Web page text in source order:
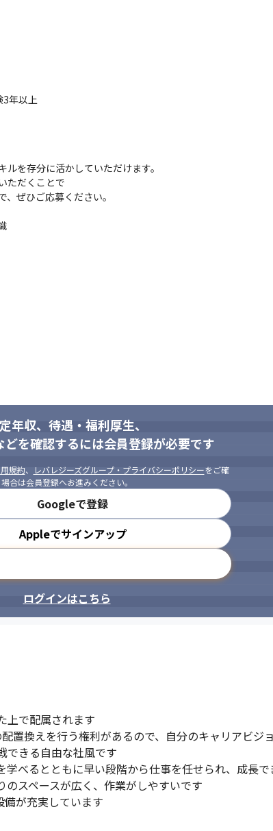
年以上
を存分に活かしていただけます。
ただくことで
ぜひご応募ください。
年収、待遇・福利厚生、
どを確認するには会員登録が必要です
規約、 レバレジーズグループ・プライバシーポリシーをご確
合は会員登録へお進みください。
Googleで登録
Appleでサインアップ
ログインはこちら
上で配属されます
置換えを行う権利があるので、自分のキャリアビジ
できる自由な社風です
学べるとともに早い段階から仕事を任せられ、成長
のスペースが広く、作業がしやすいです
備が充実しています